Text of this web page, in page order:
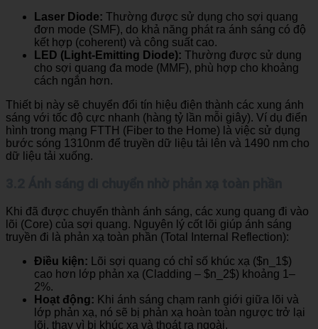
Laser Diode: Thường được sử dụng cho sợi quang
đơn mode (SMF), do khả năng phát ra ánh sáng có độ
kết hợp (coherent) và công suất cao.
LED (Light-Emitting Diode): Thường được sử dụng
cho sợi quang đa mode (MMF), phù hợp cho khoảng
cách ngắn hơn.
Thiết bị này sẽ chuyển đổi tín hiệu điện thành các xung ánh
sáng với tốc độ cực nhanh (hàng tỷ lần mỗi giây). Ví dụ điển
hình trong mạng FTTH (Fiber to the Home) là việc sử dụng
bước sóng 1310nm để truyền dữ liệu tải lên và 1490 nm cho
dữ liệu tải xuống.
Khi đã được chuyển thành ánh sáng, các xung quang đi vào
lõi (Core) của sợi quang. Nguyên lý cốt lõi giúp ánh sáng
truyền đi là phản xạ toàn phần (Total Internal Reflection):
Điều kiện: Lõi sợi quang có chỉ số khúc xạ ($n_1$)
cao hơn lớp phản xạ (Cladding – $n_2$) khoảng 1–
2%.
Hoạt động: Khi ánh sáng chạm ranh giới giữa lõi và
lớp phản xạ, nó sẽ bị phản xạ hoàn toàn ngược trở lại
lõi, thay vì bị khúc xạ và thoát ra ngoài.